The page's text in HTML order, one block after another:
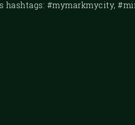
#mymarkmycity,